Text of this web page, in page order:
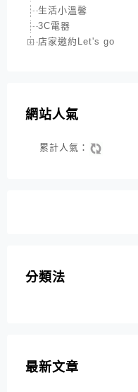
生活小溫馨
3C電器
店家邀約Let's go
網站人氣
累計人氣：
分類法
最新文章